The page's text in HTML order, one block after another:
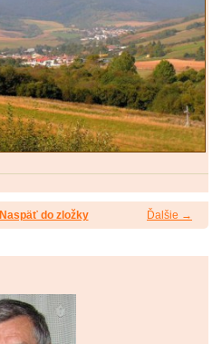
Ďalšie →
Naspäť do zložky